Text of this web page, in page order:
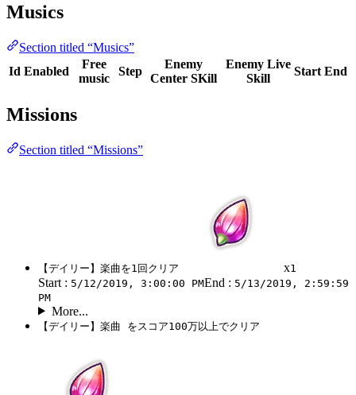
Musics
Section titled “Musics”
Id Enabled
Free
music
Step
Enemy
Center SKill
Enemy Live
Skill
Start End
Missions
Section titled “Missions”
【デイリー】楽曲を1回クリア x1
Start : 5/12/2019, 3:00:00 PMEnd : 5/13/2019, 2:59:59
PM
More...
【デイリー】楽曲 をスコア100万以上でクリア